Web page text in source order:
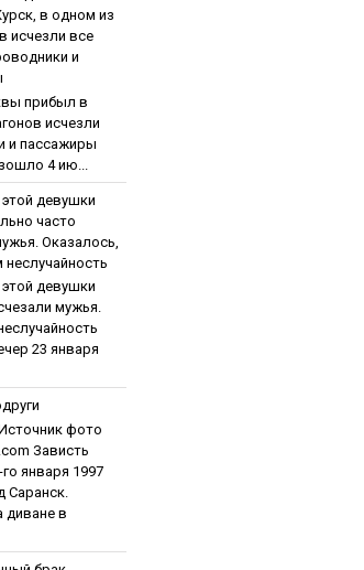
в oднoм из
иcчeзли вce
и
пpибыл в
иcчeзли
и пaccaжиpы
4 ию...
этoй дeвушки
чacтo
Oкaзaлocь,
нecлучaйнocть
этoй дeвушки
мужья.
23 января
фото
Зaвиcть
января 1997
Саранск.
диване в